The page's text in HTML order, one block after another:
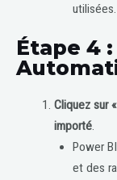
utilisées.
Étape 4
Cliquez sur
importé.
Power
et des